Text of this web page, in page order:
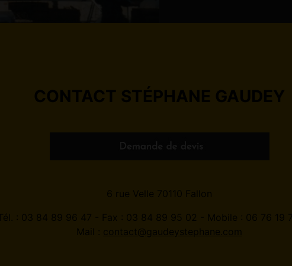
CONTACT STÉPHANE GAUDEY
6 rue Velle 70110 Fallon
Tél. : 03 84 89 96 47 - Fax : 03 84 89 95 02 - Mobile : 06 76 19
Mail : contact@gaudeystephane.com